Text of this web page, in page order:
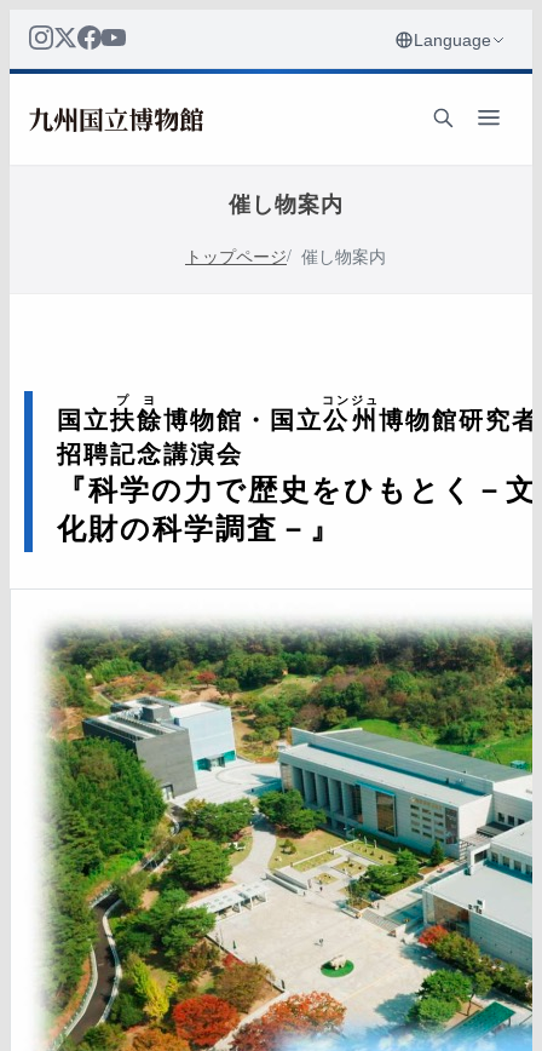
催し物案内
トップページ 催し物案内
国立扶餘
プヨ
博物館・国立公州
コンジュ
博物館研究者
招聘記念講演会
『科学の力で歴史をひもとく－文
化財の科学調査－』